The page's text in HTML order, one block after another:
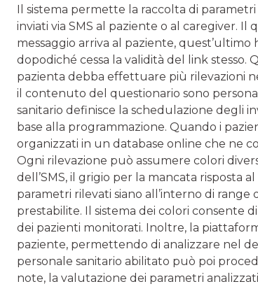
Il siste­ma permette la raccolta di
inviati via SMS al paziente o al caregiver.
messaggio arri­va al paziente,
dopodiché cessa la validità del link stesso.
pazienta debba effettuare più rileva­zioni
il contenuto del que­stionario sono
sanitario definisce la schedulazione degli
base alla programmazio­ne. Quando i
organizzati in un database online che ne
Ogni rilevazione può assumere colori
dell’SMS, il grigio per la mancata risposta
parametri rilevati siano all’interno di range
prestabilite. Il sistema dei colori consente
dei pazienti monitorati. Inoltre, la
paziente, per­mettendo di analizzare nel
personale sanitario abilitato può poi
note, la valutazione dei parametri